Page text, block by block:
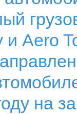
и Aero
на